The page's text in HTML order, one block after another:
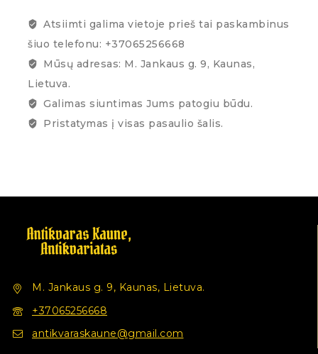
Atsiimti galima vietoje prieš tai paskambinus
šiuo telefonu: +37065256668
Mūsų adresas: M. Jankaus g. 9, Kaunas,
Lietuva.
Galimas siuntimas Jums patogiu būdu.
Pristatymas į visas pasaulio šalis.
M. Jankaus g. 9, Kaunas, Lietuva.
+37065256668
antikvaraskaune@gmail.com